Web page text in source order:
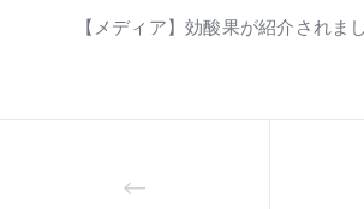
【メディア】効酸果が紹介されま